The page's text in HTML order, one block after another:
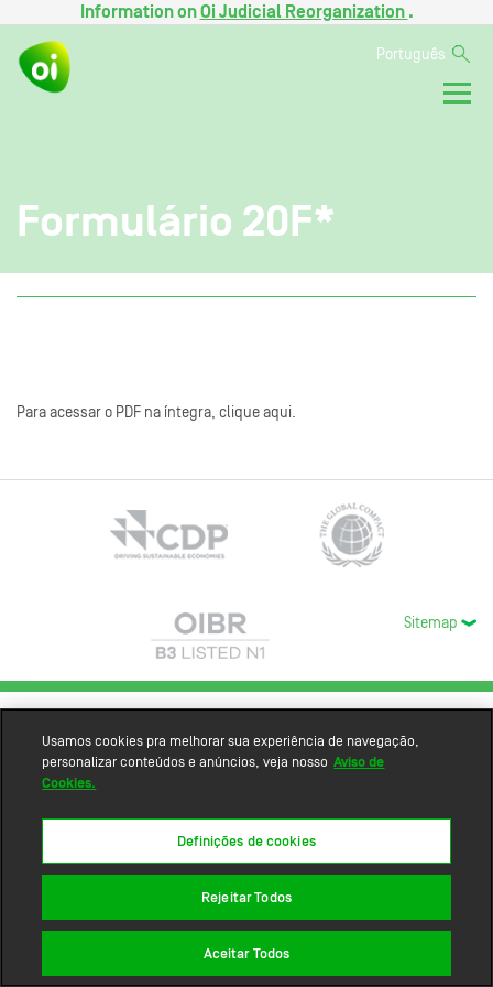
Information onOi Judicial Reorganization .
Português
Formulário 20F*
Para acessar o PDF na íntegra, clique aqui.
Sitemap
Usamos cookies pra melhorar sua experiência de navegação,
personalizar conteúdos e anúncios, veja nosso Aviso de
Cookies.
Definições de cookies
Rejeitar Todos
Aceitar Todos